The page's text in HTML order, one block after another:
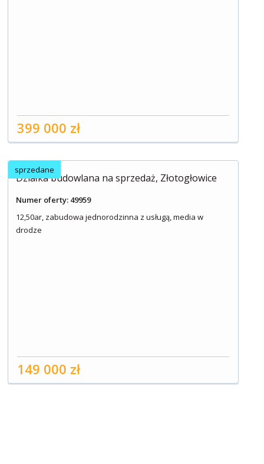
399 000 zł
sprzedane
Działka budowlana na sprzedaż, Złotogłowice
Numer oferty: 49959
12,50ar, zabudowa jednorodzinna z usługą, media w
drodze
149 000 zł